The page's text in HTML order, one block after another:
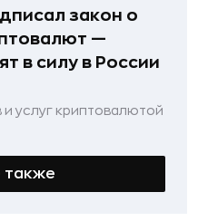
закон о
—
в силу в России
услуг криптовалютой
также